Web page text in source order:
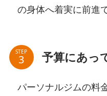
の身体へ着実に前進
STEP 予算にあっ
パーソナルジムの料